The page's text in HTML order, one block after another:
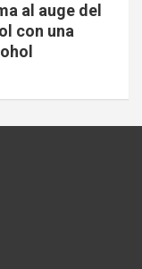
al auge del
con una